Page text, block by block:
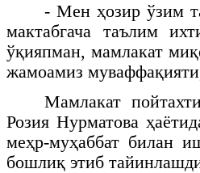
- Мен ҳозир ўзим
мактабгача таълим
ўқияпман, мамлакат
жамоамиз
Мамлакат
Розия Нурматова
меҳр-муҳаббат билан
бошлиқ этиб